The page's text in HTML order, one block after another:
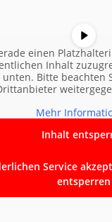
einen
Inhalt
Bitte beachten
Mehr
Inhalt
Service
entsperren